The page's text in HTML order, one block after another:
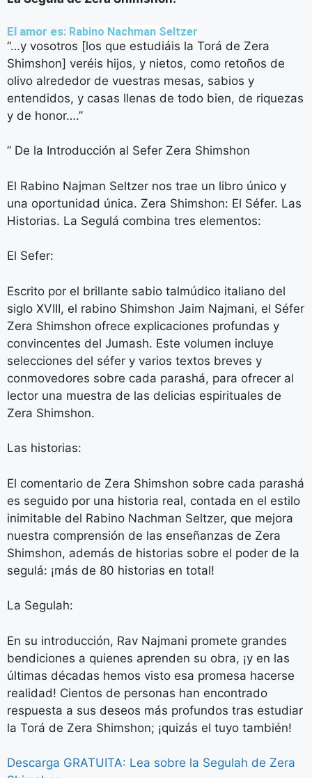
El amor es: Rabino Nachman Seltzer
“…y vosotros [los que estudiáis la Torá de Zera
Shimshon] veréis hijos, y nietos, como retoños de
olivo alrededor de vuestras mesas, sabios y
entendidos, y casas llenas de todo bien, de riquezas
y de honor….”
” De la Introducción al Sefer Zera Shimshon
El Rabino Najman Seltzer nos trae un libro único y
una oportunidad única. Zera Shimshon: El Séfer. Las
Historias. La Segulá combina tres elementos:
El Sefer:
Escrito por el brillante sabio talmúdico italiano del
siglo XVIII, el rabino Shimshon Jaim Najmani, el Séfer
Zera Shimshon ofrece explicaciones profundas y
convincentes del Jumash. Este volumen incluye
selecciones del séfer y varios textos breves y
conmovedores sobre cada parashá, para ofrecer al
lector una muestra de las delicias espirituales de
Zera Shimshon.
Las historias:
El comentario de Zera Shimshon sobre cada parashá
es seguido por una historia real, contada en el estilo
inimitable del Rabino Nachman Seltzer, que mejora
nuestra comprensión de las enseñanzas de Zera
Shimshon, además de historias sobre el poder de la
segulá: ¡más de 80 historias en total!
La Segulah:
En su introducción, Rav Najmani promete grandes
bendiciones a quienes aprenden su obra, ¡y en las
últimas décadas hemos visto esa promesa hacerse
realidad! Cientos de personas han encontrado
respuesta a sus deseos más profundos tras estudiar
la Torá de Zera Shimshon; ¡quizás el tuyo también!
Descarga GRATUITA: Lea sobre la Segulah de Zera